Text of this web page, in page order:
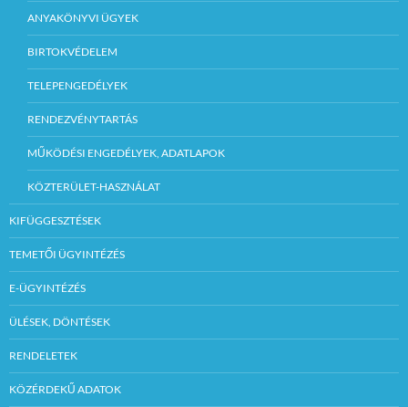
ANYAKÖNYVI ÜGYEK
BIRTOKVÉDELEM
TELEPENGEDÉLYEK
RENDEZVÉNYTARTÁS
MŰKÖDÉSI ENGEDÉLYEK, ADATLAPOK
KÖZTERÜLET-HASZNÁLAT
KIFÜGGESZTÉSEK
TEMETŐI ÜGYINTÉZÉS
E-ÜGYINTÉZÉS
ÜLÉSEK, DÖNTÉSEK
RENDELETEK
KÖZÉRDEKŰ ADATOK